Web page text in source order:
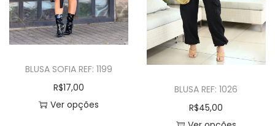
BLUSA SOFIA REF: 1199
R$17,00
Ver opções
BLUSA REF: 1026
R$45,00